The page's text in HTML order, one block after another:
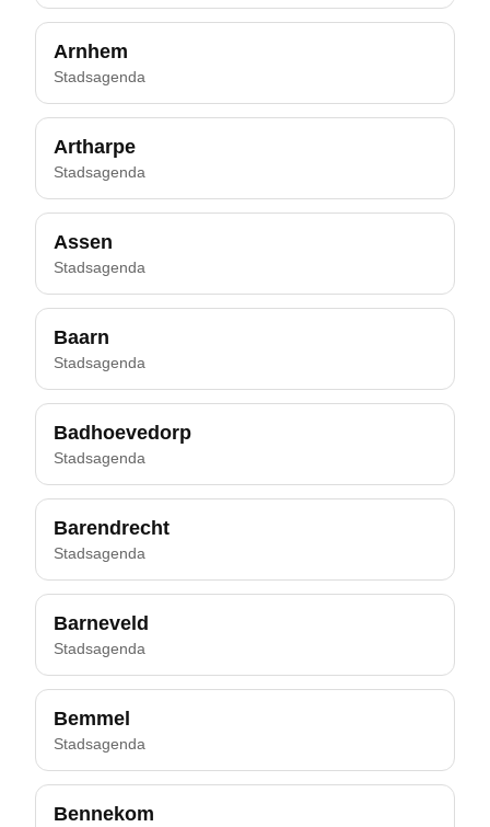
Arnhem
Stadsagenda
Artharpe
Stadsagenda
Assen
Stadsagenda
Baarn
Stadsagenda
Badhoevedorp
Stadsagenda
Barendrecht
Stadsagenda
Barneveld
Stadsagenda
Bemmel
Stadsagenda
Bennekom